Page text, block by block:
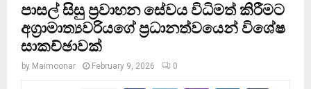
පාසල් සිසු ප්‍රවාහන සේවය විධිමත් කිරීමට
අග්‍රාමාත්‍යවරියගේ ප්‍රධානත්වයෙන් විශේෂ
සාකච්ඡාවක්
by Maimoonar February 9, 2026 0